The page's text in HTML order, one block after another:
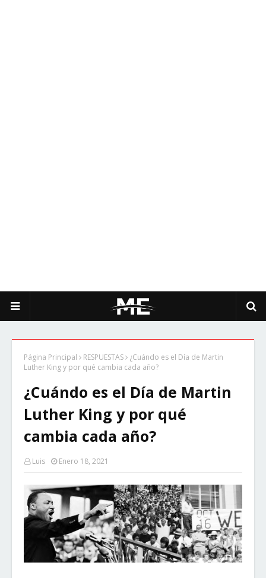
Página Principal RESPUESTAS
¿Cuándo es el Día de Martin
Luther King y por qué cambia cada año?
¿Cuándo es el Día de Martin
Luther King y por qué
cambia cada año?
Luis Enero 18, 2021